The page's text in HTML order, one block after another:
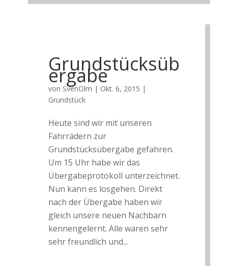
Grundstücksüb
ergabe
von SvenOlm | Okt. 6, 2015 |
Grundstück
Heute sind wir mit unseren
Fahrrädern zur
Grundstücksübergabe gefahren.
Um 15 Uhr habe wir das
Übergabeprotokoll unterzeichnet.
Nun kann es losgehen. Direkt
nach der Übergabe haben wir
gleich unsere neuen Nachbarn
kennengelernt. Alle waren sehr
sehr freundlich und...